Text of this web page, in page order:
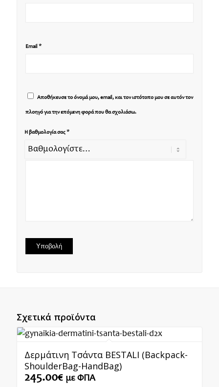
Email *
Αποθήκευσε το όνομά μου, email, και τον ιστότοπο μου σε αυτόν τον
πλοηγό για την επόμενη φορά που θα σχολιάσω.
Η βαθμολογία σας *
Σχετικά προϊόντα
Δερμάτινη Τσάντα BESTALI (Backpack-
ShoulderBag-HandBag)
245.00€ με ΦΠΑ